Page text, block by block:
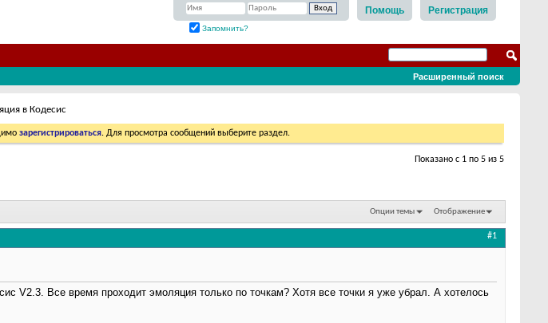
Регистрация
Помощь
Запомнить?
Расширенный поиск
в Кодесис
зарегистрироваться. Для просмотра сообщений выберите раздел.
Показано с 1 по 5 из 5
Опции темы Отображение
#1
V2.3. Все время проходит эмоляция только по точкам? Хотя все точки я уже убрал. А хотелось